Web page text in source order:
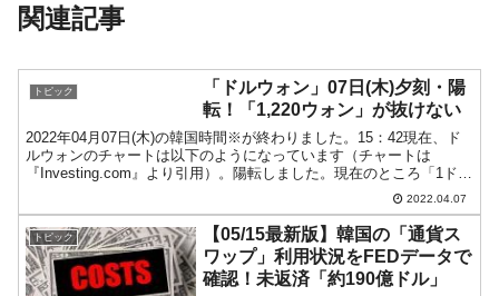
関連記事
トピック
「ドルウォン」07日(木)夕刻・陽
転！「1,220ウォン」が抜けない
2022年04月07日(木)の韓国時間※が終わりました。15：42現在、ド
ルウォンのチャートは以下のようになっています（チャートは
『Investing.com』より引用）。陽転しました。現在のところ「1ドル
2022.04.07
トピック
【05/15最新版】韓国の「通貨ス
ワップ」利用状況をFEDデータで
確認！未返済「約190億ドル」